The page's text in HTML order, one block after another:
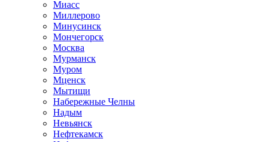
Миасс
Миллерово
Минусинск
Мончегорск
Москва
Мурманск
Муром
Мценск
Мытищи
Набережные Челны
Надым
Невьянск
Нефтекамск